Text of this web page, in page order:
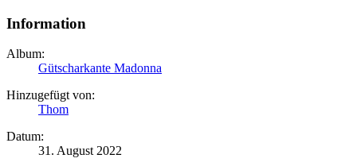
Information
Album:
Gütscharkante Madonna
Hinzugefügt von:
Thom
Datum:
31. August 2022